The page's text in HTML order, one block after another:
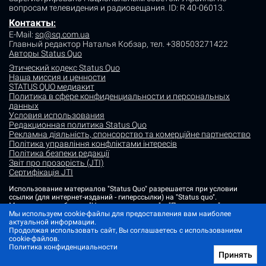
вопросам телевидения и радиовещания. ID: R 40-06013.
Контакты:
E-Mail: sq@sq.com.ua
Главный редактор Наталья Кобзар, тел. +380503271422
Авторы Status Quo
Этический кодекс Status Quo
Наша миссия и ценности
STATUS QUO медиакит
Политика в сфере конфиденциальности и персональных
данных
Условия использования
Редакционная политика Status Quo
Рекламна діяльність, спонсорство та комерційне партнерство
Політика управління конфліктами інтересів
Політика безпеки редакції
Звіт про прозорість (JTI)
Сертифікація JTI
Использование материалов "Status Quo" разрешается при условии
ссылки (для интернет-изданий - гиперссылки) на "Status quo".
Материалы в рубриках "Новости партнеров" и "Пресс-релизы"
размещаются на правах рекламы или в рамках некоммерческого
партнерства.
Изображения, содержащие метку "Status Quo" или не содержащие
информации об источнике фото, являются иллюстративными либо
сгенерированными ИИ
Мы используем cookie-файлы для предоставления вам наиболее
актуальной информации.
Продолжая использовать сайт, Вы соглашаетесь с использованием
cookie-файлов.
Политика конфиденциальности
Принять